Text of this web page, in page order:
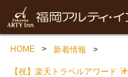
HOME 新着情報
【祝】楽天トラベルアワード